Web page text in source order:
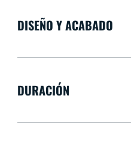
DISEÑO Y ACABADO
DURACIÓN